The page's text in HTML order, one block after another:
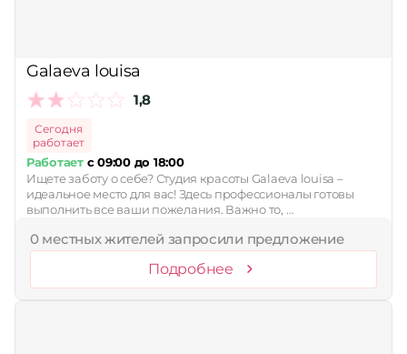
Galaeva louisa
1,8
Сегодня
работает
Работаетс 09:00 до 18:00
Ищете заботу о себе? Студия красоты Galaeva louisa –
идеальное место для вас! Здесь профессионалы готовы
выполнить все ваши пожелания. Важно то, …
0 местных жителей запросили предложение
Подробнее